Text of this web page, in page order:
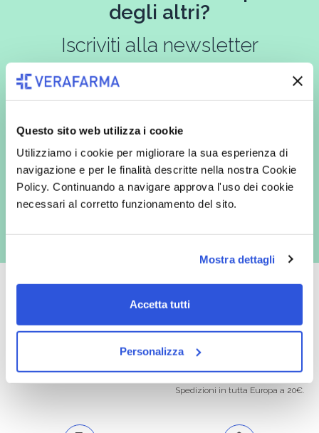
Questo sito web utilizza i cookie
Utilizziamo i cookie per migliorare la sua esperienza di
navigazione e per le finalità descritte nella nostra Cookie
Policy. Continuando a navigare approva l'uso dei cookie
necessari al corretto funzionamento del sito.
Mostra dettagli
Accetta tutti
Personalizza
degli altri?
Iscriviti alla newsletter
redatta ai sensi del Regolamento EU 2016/679, acconsento
commerciali da parte di Verafarma, tra cui invio di comunicazioni
marketing (con modalità telematiche - quali ad es. newsletter ed e-mail
con inviti e comunicazioni commerciali - e modalità tradizionali, quali ad
es. posta cartacea)
Oltre 50.000 prodotti Spedizione gratuita
Spedizioni in tutta Europa a 20€.